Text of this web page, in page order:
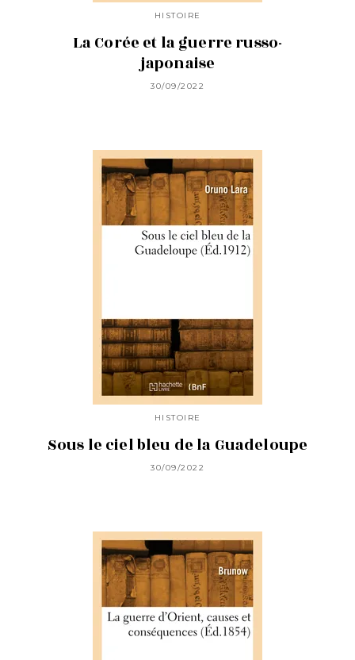
HISTOIRE
La Corée et la guerre russo-
japonaise
30/09/2022
HISTOIRE
Sous le ciel bleu de la Guadeloupe
30/09/2022